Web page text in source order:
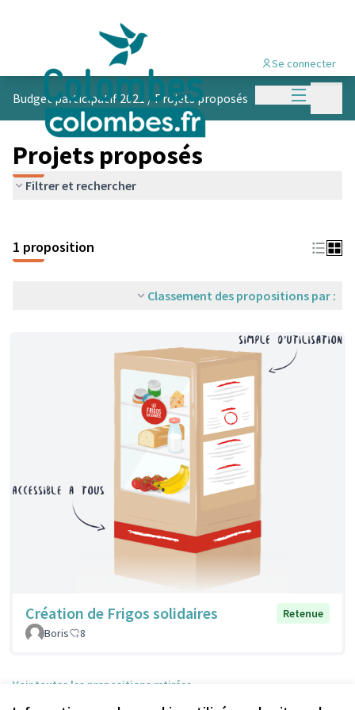
Menu
Se connecter
Budget participatif 2021 /Projets proposés
Projets proposés
Filtrer et rechercher
1 proposition
Classement des propositions par :
Création de Frigos solidaires
Retenue
Boris
8
Voir toutes les propositions retirées